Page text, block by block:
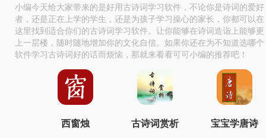
小编今天给大家带来的是好用古诗词学习软件，不论你是诗词的爱好
者，还是正在上学的学生，还是为孩子学习操心的家长，你都可以在
这里找到适合你们的古诗词学习软件。让你能够在诗词造诣上能够更
上一层楼，随时随地增加你的文化自信。如果你还在为不知道选哪个
软件学习古诗词好的话而烦恼，那就来看看可可小编的推荐吧！
西窗烛 古诗词赏析 宝宝学唐诗